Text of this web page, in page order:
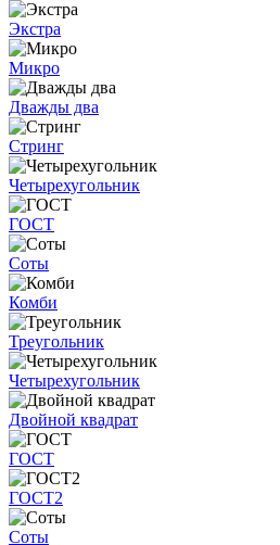
Экстра
Микро
Дважды два
Стринг
Четырехугольник
ГОСТ
Соты
Комби
Треугольник
Четырехугольник
Двойной квадрат
ГОСТ
ГОСТ2
Соты